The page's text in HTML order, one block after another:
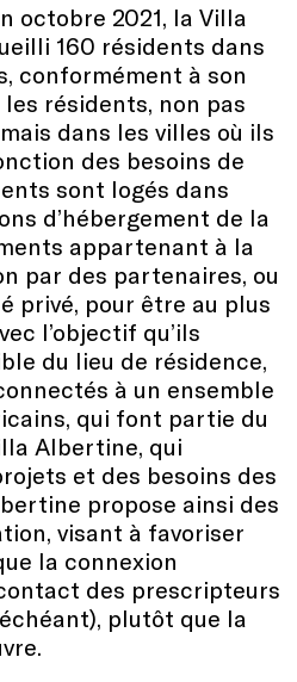
octobre 2021, la Villa
160 résidents dans
conformément à son
résidents, non pas
dans les villes où ils
des besoins de
sont logés dans
d’hébergement de la
appartenant à la
par des partenaires, ou
privé, pour être au plus
l’objectif qu’ils
du lieu de résidence,
à un ensemble
qui font partie du
Albertine, qui
et des besoins des
propose ainsi des
visant à favoriser
la connexion
des prescripteurs
plutôt que la